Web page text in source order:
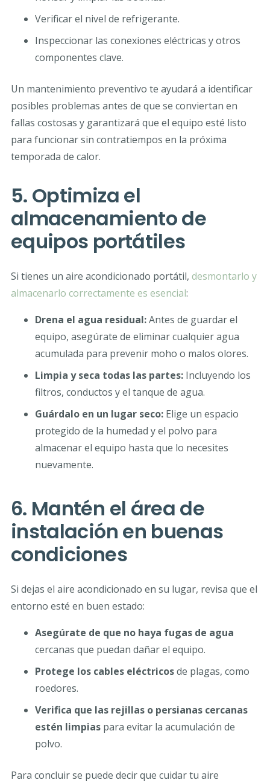
Verificar el nivel de refrigerante.
Inspeccionar las conexiones eléctricas y otros
componentes clave.
Un mantenimiento preventivo te ayudará a identificar
posibles problemas antes de que se conviertan en
fallas costosas y garantizará que el equipo esté listo
para funcionar sin contratiempos en la próxima
temporada de calor.
5. Optimiza el
almacenamiento de
equipos portátiles
Si tienes un aire acondicionado portátil, desmontarlo y
almacenarlo correctamente es esencial:
Drena el agua residual:Antes de guardar el
equipo, asegúrate de eliminar cualquier agua
acumulada para prevenir moho o malos olores.
Limpia y seca todas las partes:Incluyendo los
filtros, conductos y el tanque de agua.
Guárdalo en un lugar seco:Elige un espacio
protegido de la humedad y el polvo para
almacenar el equipo hasta que lo necesites
nuevamente.
6. Mantén el área de
instalación en buenas
condiciones
Si dejas el aire acondicionado en su lugar, revisa que el
entorno esté en buen estado:
Asegúrate de que no haya fugas de agua
cercanas que puedan dañar el equipo.
Protege los cables eléctricosde plagas, como
roedores.
Verifica que las rejillas o persianas cercanas
estén limpiaspara evitar la acumulación de
polvo.
Para concluir se puede decir que cuidar tu aire